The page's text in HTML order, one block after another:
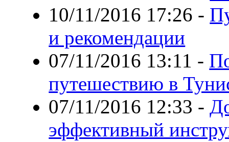
10/11/2016 17:26 -
и рекомендации
07/11/2016 13:11 -
путешествию в
07/11/2016 12:33 -
эффективный